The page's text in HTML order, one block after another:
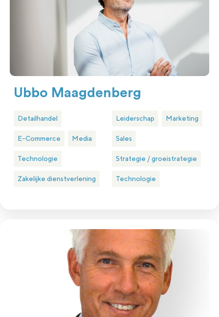
Ubbo Maagdenberg
Detailhandel
E-Commerce Media
Technologie
Zakelijke dienstverlening
Leiderschap Marketing
Sales
Strategie / groeistrategie
Technologie